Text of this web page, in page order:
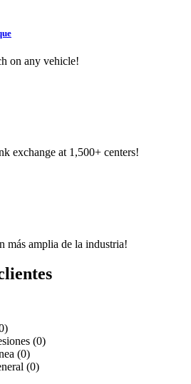
on any vehicle!
exchange at 1,500+ centers!
más amplia de la industria!
(0)
(0)
(0)